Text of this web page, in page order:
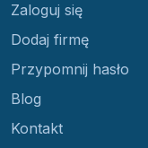
Zaloguj się
Dodaj firmę
Przypomnij hasło
Blog
Kontakt